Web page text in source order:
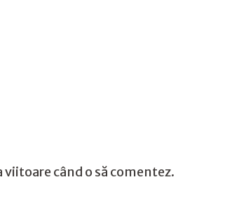
când o să comentez.